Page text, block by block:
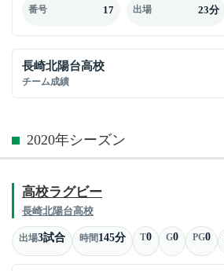
番号 17 出場 23分
長崎北陽台高校
チーム成績
2020年シーズン
高校ラグビー
長崎北陽台高校
出場3試合 時間145分 T0 G0 PG0